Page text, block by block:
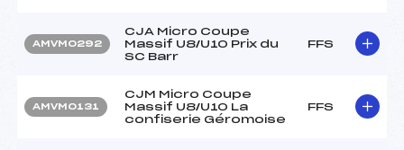
AMVM0292
CJA Micro Coupe
Massif U8/U10 Prix du
SC Barr
FFS
AMVM0131
CJM Micro Coupe
Massif U8/U10 La
confiserie Géromoise
FFS